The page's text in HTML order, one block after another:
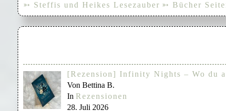
➳ Steffis und Heikes Lesezauber ➳ Bücher
[Rezension] Infinity Nights – Wo du
Von Bettina B.
In Rezensionen
28. Juli 2026